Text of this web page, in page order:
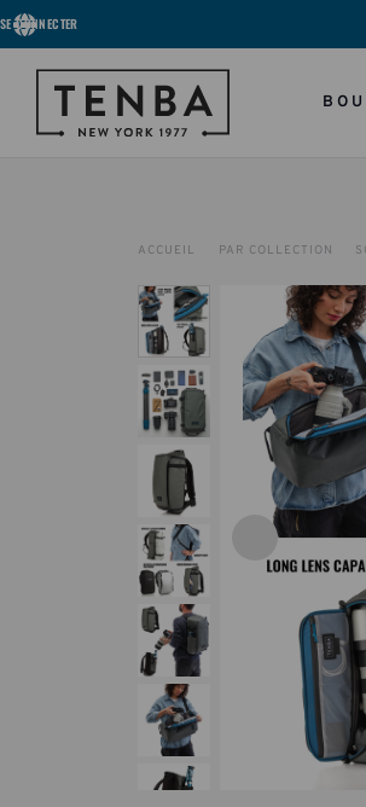
SE CONNECTER
ACCUEIL PAR COLLECTION